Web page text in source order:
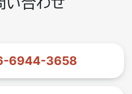
6944-3658